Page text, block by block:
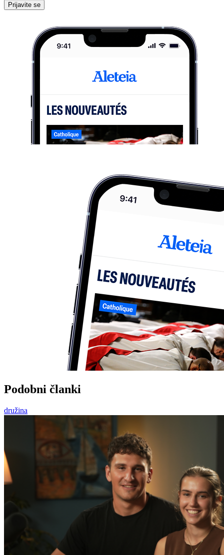
Prijavite se
Podobni članki
družina